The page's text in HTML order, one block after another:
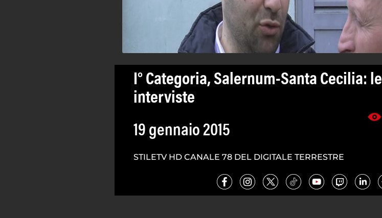
I° Categoria, Salernum-Santa Cecilia: le
interviste
19 gennaio 2015
STILETV HD CANALE 78 DEL DIGITALE TERRESTRE